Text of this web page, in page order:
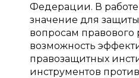
Федерации. В
значение для
вопросам
возможность
правозащитных
инструментов